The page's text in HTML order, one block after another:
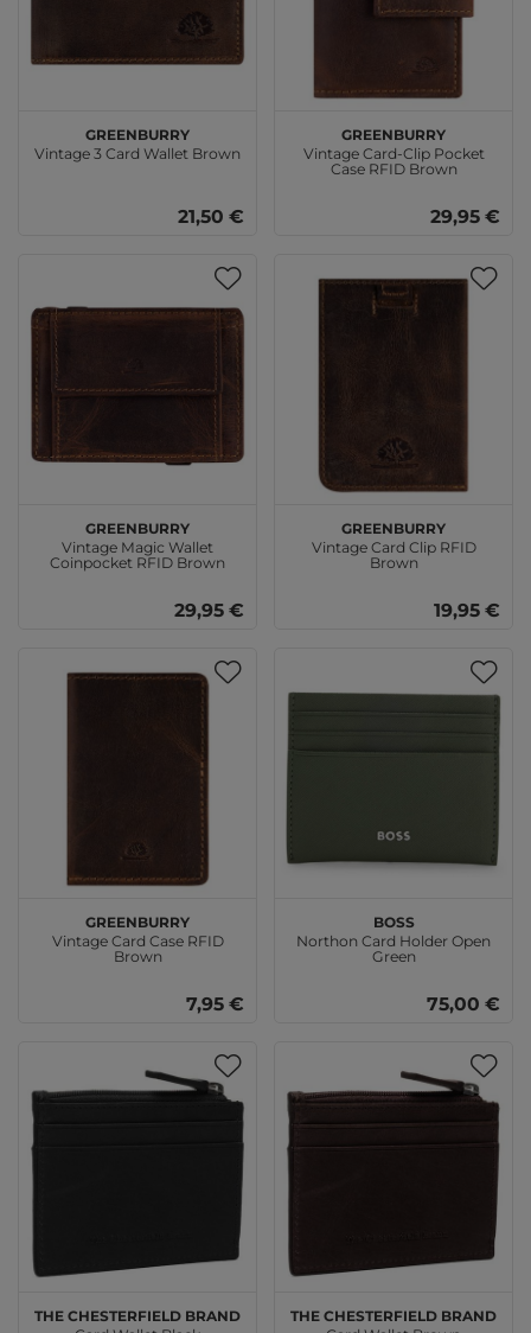
GREENBURRY
Vintage 3 Card Wallet Brown
21,50 €
GREENBURRY
Vintage Card-Clip Pocket
Case RFID Brown
29,95 €
GREENBURRY
Vintage Magic Wallet
Coinpocket RFID Brown
29,95 €
GREENBURRY
Vintage Card Clip RFID
Brown
19,95 €
GREENBURRY
Vintage Card Case RFID
Brown
7,95 €
BOSS
Northon Card Holder Open
Green
75,00 €
The Chesterfield Brand The Chesterfield Brand